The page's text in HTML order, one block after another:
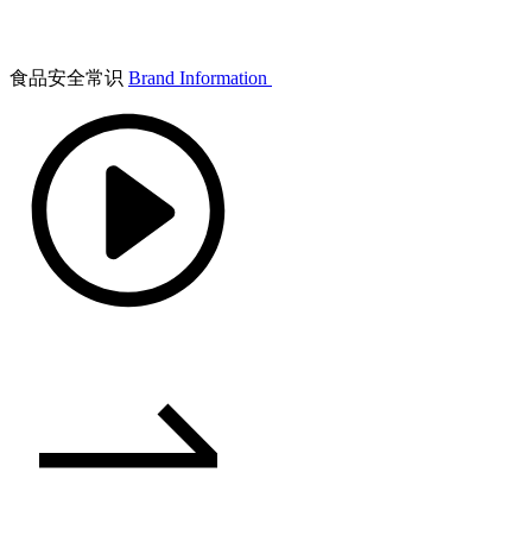
食品安全常识 Brand Information